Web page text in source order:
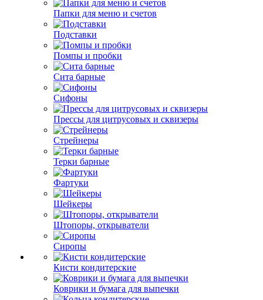
Папки для меню и счетов
Подставки
Помпы и пробки
Сита барные
Сифоны
Прессы для цитрусовых и сквизеры
Стрейнеры
Терки барные
Фартуки
Шейкеры
Штопоры, открыватели
Сиропы
Кисти кондитерские
Коврики и бумага для выпечки